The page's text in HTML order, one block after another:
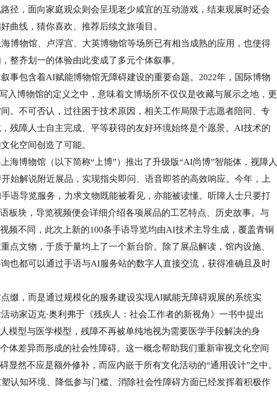
径，面向家庭观众则会呈现老少咸宜的互动游戏，结束观展时还会
曲线，猜你喜欢、推荐后续文旅项目。
物馆、卢浮宫、大英博物馆等场所已有相当成熟的应用，也使得
整齐划一的体验由此变成了多元个体叙事。
包含着AI赋能博物馆无障碍建设的重要命题。2022年，国际博物
入博物馆的定义之中，意味着文博场所不仅仅是收藏与展示之地，更
。不可否认，过往困于技术原因，相关工作局限于志愿者陪同、专
残障人士自主完成、平等获得的友好环境始终是个愿景。AI技术的
化空间创造了可能。
博物馆（以下简称“上博”）推出了升级版“AI尚博”智能体，视障人
始解说附近展品，实现指尖即问、语音即答的高效响应。今年，上
语导览服务，力求文物既能被看见，亦能被读懂。听障人士只要打
板块，导览视频便会详细介绍各项展品的工艺特点、历史故事。与
频不同，此次上新的100条手语导览均由AI技术主导生成，覆盖青铜
点文物，于质于量均上了一个新台阶。除了展品解读，馆内设施、
也都可以通过手语与AI服务站的数字人直接交流，获得准确且及时
，而是通过规模化的服务建设实现AI赋能无障碍观展的系统实
动家迈克·奥利弗于《残疾人：社会工作者的新视角》一书中提出
模型与医学模型，残障不再被单纯地视为需要医学手段解决的身
体差异而形成的社会性障碍。这一概念帮助我们重新审视文化空间
显然不应是额外修补，而应内嵌于所有文化活动的“通用设计”之中。
认知环境、降低参与门槛、消除社会性障碍方面已经发挥着积极作